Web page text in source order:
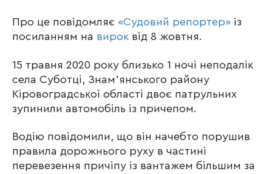
Про це повідомляє «Судовий репортер» із
посиланням на вирок від 8 жовтня.
15 травня 2020 року близько 1 ночі неподалік
села Суботці, Знамʼянського району
Кіровоградської області двоє патрульних
зупинили автомобіль із причепом.
Водію повідомили, що він начебто порушив
правила дорожнього руху в частині
перевезення причіпу із вантажем більшим за